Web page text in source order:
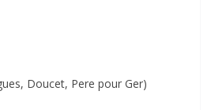
Doucet, Pere pour Ger)